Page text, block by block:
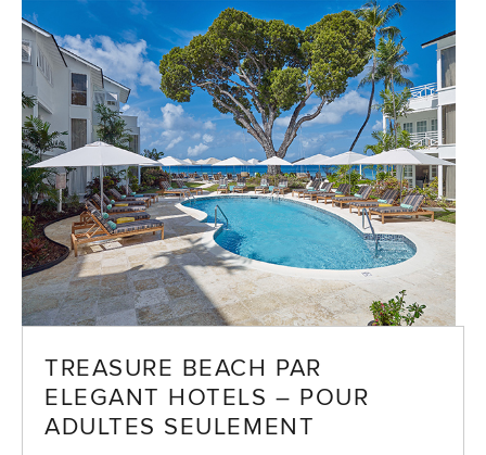
TREASURE BEACH PAR
ELEGANT HOTELS – POUR
ADULTES SEULEMENT